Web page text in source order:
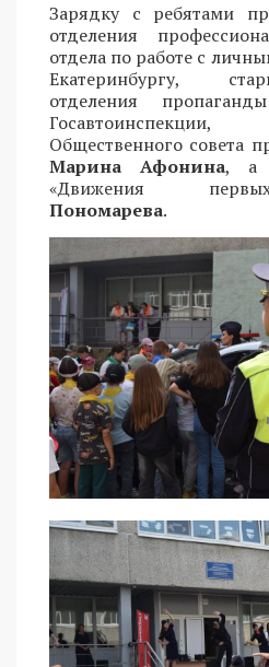
Зарядку с ребятами
отделения
отдела по работе с
Екатеринбургу,
отделения
Общественного совета
Марина Афонина, а
«Движения
Пономарева.